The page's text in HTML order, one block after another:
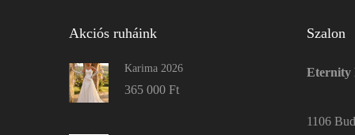
Akciós ruháink
Karima 2026
365 000 Ft
Szalon
Eternity
1106